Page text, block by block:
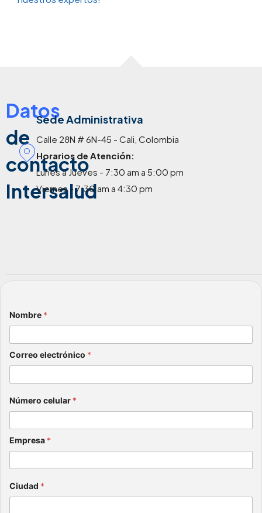
Datos
de
contacto
Intersalud
Sede Administrativa
Calle 28N # 6N-45 - Cali, Colombia
Horarios de Atención:
Lunes a Jueves - 7:30 am a 5:00 pm
Viernes - 7:30 am a 4:30 pm
Nombre *
Correo electrónico *
Número celular *
Empresa *
Ciudad *